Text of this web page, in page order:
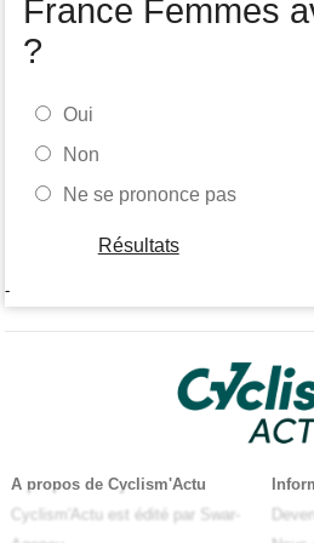
France Femmes
?
Oui
Non
Ne se prononce pas
Résultats
-
A propos de Cyclism'Actu
Cyclism'Actu est édité par Swar-